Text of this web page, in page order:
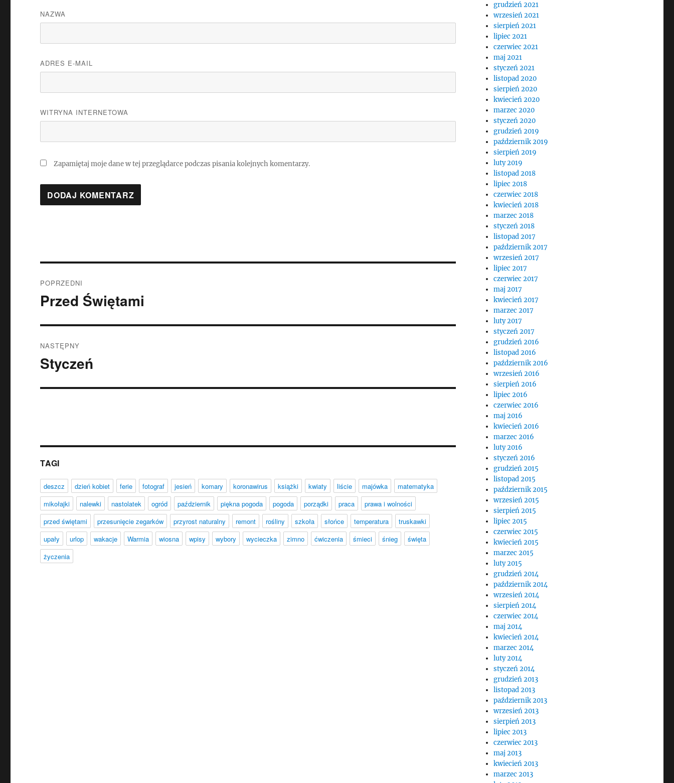
NAZWA
ADRES E-MAIL
WITRYNA INTERNETOWA
Zapamiętaj moje dane w tej przeglądarce podczas pisania kolejnych komentarzy.
wpisu
POPRZEDNI
Poprzedni
Przed Świętami
NASTĘPNY
Następny
wpis:
Styczeń
TAGI
deszcz dzień kobiet ferie fotograf jesień komary koronawirus książki kwiaty liście majówka
matematyka
mikołajki
nalewki nastolatek ogród październik piękna pogoda pogoda porządki praca
prawa i wolności
przed świętami
przesunięcie zegarków przyrost naturalny remont rośliny szkoła słońce temperatura
truskawki
upały
urlop wakacje Warmia wiosna wpisy wybory wycieczka zimno ćwiczenia śmieci śnieg
święta
życzenia
grudzień 2021
wrzesień 2021
sierpień 2021
lipiec 2021
czerwiec 2021
maj 2021
styczeń 2021
listopad 2020
sierpień 2020
kwiecień 2020
marzec 2020
styczeń 2020
grudzień 2019
październik 2019
sierpień 2019
luty 2019
listopad 2018
lipiec 2018
czerwiec 2018
kwiecień 2018
marzec 2018
styczeń 2018
listopad 2017
październik 2017
wrzesień 2017
lipiec 2017
czerwiec 2017
maj 2017
kwiecień 2017
marzec 2017
luty 2017
styczeń 2017
grudzień 2016
listopad 2016
październik 2016
wrzesień 2016
sierpień 2016
lipiec 2016
czerwiec 2016
maj 2016
kwiecień 2016
marzec 2016
luty 2016
styczeń 2016
grudzień 2015
listopad 2015
październik 2015
wrzesień 2015
sierpień 2015
lipiec 2015
czerwiec 2015
kwiecień 2015
marzec 2015
luty 2015
grudzień 2014
październik 2014
wrzesień 2014
sierpień 2014
czerwiec 2014
maj 2014
kwiecień 2014
marzec 2014
luty 2014
styczeń 2014
grudzień 2013
listopad 2013
październik 2013
wrzesień 2013
sierpień 2013
lipiec 2013
czerwiec 2013
maj 2013
kwiecień 2013
marzec 2013